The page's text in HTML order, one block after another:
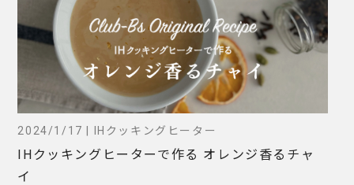
2024/1/17 | IHクッキングヒーター
IHクッキングヒーターで作る オレンジ香るチャ
イ